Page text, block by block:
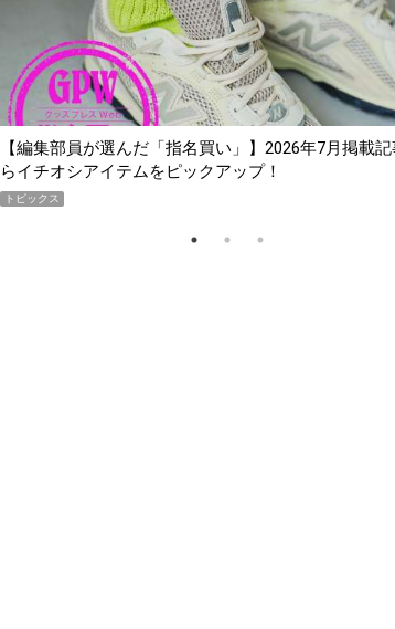
「買って損なし」の極上スマホ5選【GoodsPress
期AWARD】
トピックス